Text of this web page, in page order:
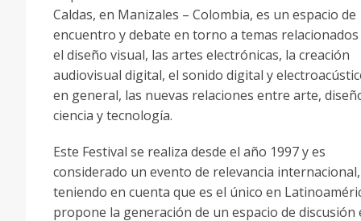
Caldas, en Manizales – Colombia, es un espacio de
encuentro y debate en torno a temas relacionados
el diseño visual, las artes electrónicas, la creación
audiovisual digital, el sonido digital y
en general, las nuevas relaciones entre arte,
ciencia y tecnología.
Este Festival se realiza desde el año 1997 y es
considerado un evento de relevancia internacional,
teniendo en cuenta que es el único en
propone la generación de un espacio de discusión